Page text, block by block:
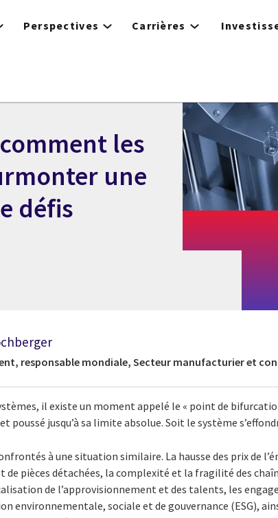
Perspectives Carrières
les
une
défis
responsable mondiale, Secteur manufacturier et
il existe un moment appelé le « point de
poussé jusqu’à sa limite absolue. Soit le système
à une situation similaire. La hausse des prix de
de pièces détachées, la complexité et la fragilité des
de l’approvisionnement et des talents, les
environnementale, sociale et de gouvernance (ESG),